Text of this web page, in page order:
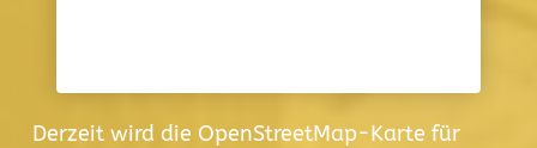
Derzeit wird die OpenStreetMap-Karte für